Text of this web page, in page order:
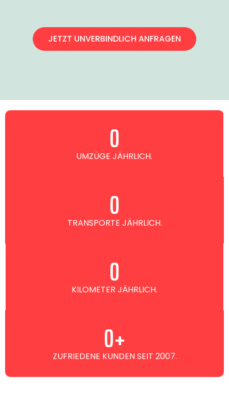
JETZT UNVERBINDLICH ANFRAGEN
UMZÜGE JÄHRLICH.
0
TRANSPORTE JÄHRLICH.
0
KILOMETER JÄHRLICH.
0
ZUFRIEDENE KUNDEN SEIT 2007.
0+